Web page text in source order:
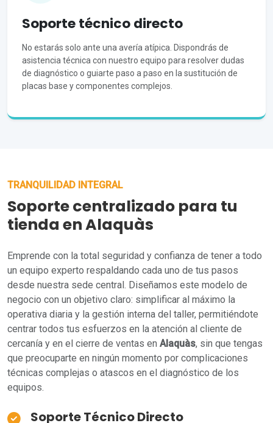
Soporte técnico directo
No estarás solo ante una avería atípica. Dispondrás de
asistencia técnica con nuestro equipo para resolver dudas
de diagnóstico o guiarte paso a paso en la sustitución de
placas base y componentes complejos.
TRANQUILIDAD INTEGRAL
Soporte centralizado para tu
tienda en Alaquàs
Emprende con la total seguridad y confianza de tener a todo
un equipo experto respaldando cada uno de tus pasos
desde nuestra sede central. Diseñamos este modelo de
negocio con un objetivo claro: simplificar al máximo la
operativa diaria y la gestión interna del taller, permitiéndote
centrar todos tus esfuerzos en la atención al cliente de
cercanía y en el cierre de ventas en Alaquàs, sin que tengas
que preocuparte en ningún momento por complicaciones
técnicas complejas o atascos en el diagnóstico de los
equipos.
Soporte Técnico Directo